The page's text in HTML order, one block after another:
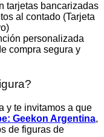
tarjetas bancarizadas
al contado (Tarjeta
personalizada
compra segura y
y te invitamos a que
Geekon Argentina,
de figuras de